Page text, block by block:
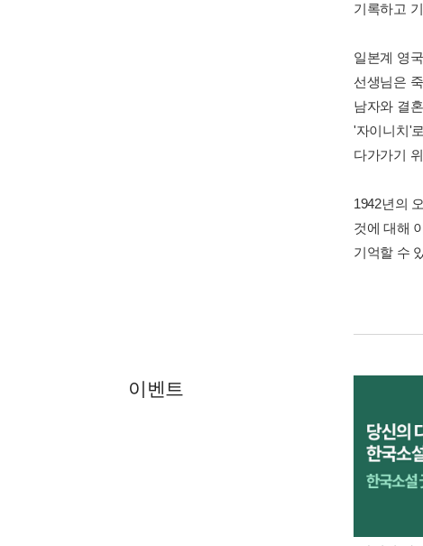
기록하고
일본계 영
선생님은
남자와 결
'자이니치'
다가가기
1942년의
것에 대해
기억할 수
이벤트